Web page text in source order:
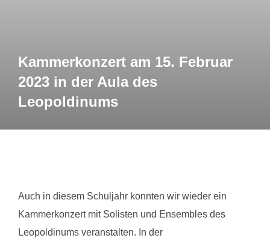
Kammerkonzert am 15. Februar
2023 in der Aula des
Leopoldinums
Auch in diesem Schuljahr konnten wir wieder ein
Kammerkonzert mit Solisten und Ensembles des
Leopoldinums veranstalten. In der